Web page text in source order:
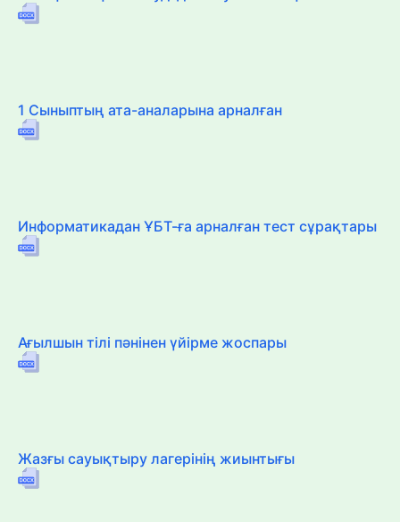
1 Сыныптың ата-аналарына арналған
Информатикадан ҰБТ-ға арналған тест сұрақтары
Ағылшын тілі пәнінен үйірме жоспары
Жазғы сауықтыру лагерінің жиынтығы